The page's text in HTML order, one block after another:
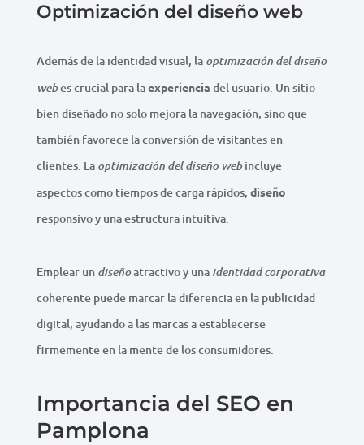
Optimización del diseño web
Además de la identidad visual, la optimización del diseño
webes crucial para laexperiencia del usuario. Un sitio
bien diseñado no solo mejora la navegación, sino que
también favorece la conversión de visitantes en
clientes. La optimización del diseño webincluye
aspectos como tiempos de carga rápidos, diseño
responsivo y una estructura intuitiva.
Emplear un diseñoatractivo y una identidad corporativa
coherente puede marcar la diferencia en la publicidad
digital, ayudando a las marcas a establecerse
firmemente en la mente de los consumidores.
Importancia del SEO en
Pamplona